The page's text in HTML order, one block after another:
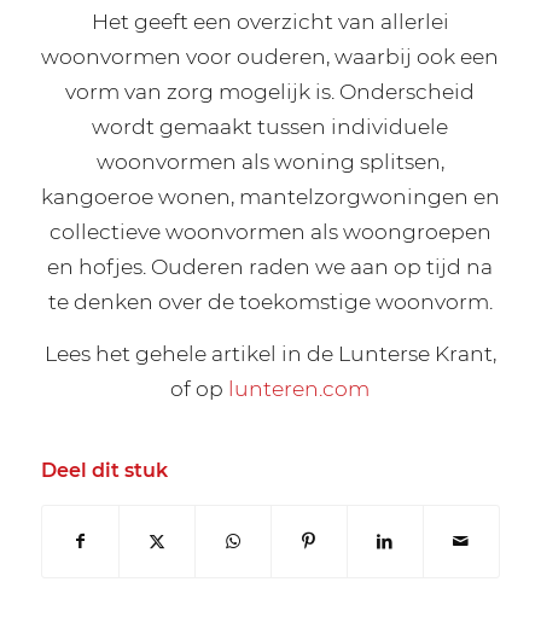
Het geeft een overzicht van allerlei
woonvormen voor ouderen, waarbij ook een
vorm van zorg mogelijk is. Onderscheid
wordt gemaakt tussen individuele
woonvormen als woning splitsen,
kangoeroe wonen, mantelzorgwoningen en
collectieve woonvormen als woongroepen
en hofjes. Ouderen raden we aan op tijd na
te denken over de toekomstige woonvorm.
Lees het gehele artikel in de Lunterse Krant,
of op lunteren.com
Deel dit stuk